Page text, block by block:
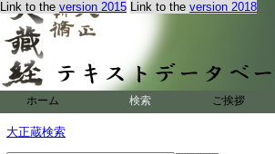
Link to the version 2015 Link to the version 2018
ホーム 検索 ご挨拶
大正蔵検索